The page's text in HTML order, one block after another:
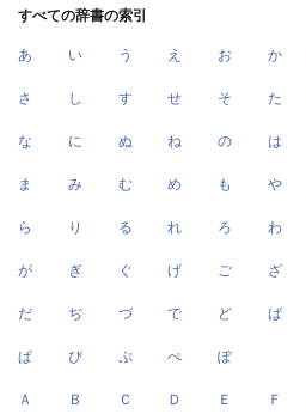
すべての辞書の索引
あ い う え お か
さ し す せ そ た
な に ぬ ね の は
ま み む め も や
ら り る れ ろ わ
が ぎ ぐ げ ご ざ
だ ぢ づ で ど ば
ぱ ぴ ぷ ぺ ぽ
Ａ Ｂ Ｃ Ｄ Ｅ Ｆ